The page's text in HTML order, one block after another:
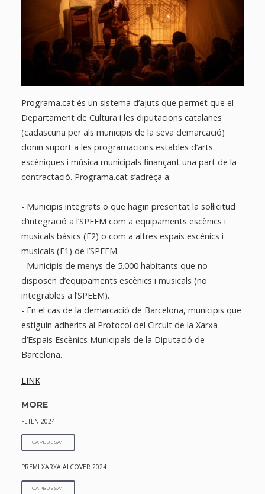
Programa.cat és un sistema d’ajuts que permet que el
Departament de Cultura i les diputacions catalanes
(cadascuna per als municipis de la seva demarcació)
donin suport a les programacions estables d’arts
escèniques i música municipals finançant una part de la
contractació. Programa.cat s’adreça a:
- Municipis integrats o que hagin presentat la sol·licitud
d’integració a l’SPEEM com a equipaments escènics i
musicals bàsics (E2) o com a altres espais escènics i
musicals (E1) de l’SPEEM.
- Municipis de menys de 5.000 habitants que no
disposen d’equipaments escènics i musicals (no
integrables a l’SPEEM).
- En el cas de la demarcació de Barcelona, municipis que
estiguin adherits al Protocol del Circuit de la Xarxa
d’Espais Escènics Municipals de la Diputació de
Barcelona.
LINK
MORE
FETEN 2024
CAPBUSSA'T
PREMI XARXA ALCOVER 2024
CAPBUSSA'T